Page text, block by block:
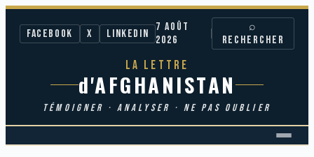
Facebook X LinkedIn
7 AOÛT
2026
⌕
RECHERCHER
LA LETTRE
d'AFGHANISTAN
TÉMOIGNER · ANALYSER · NE PAS OUBLIER